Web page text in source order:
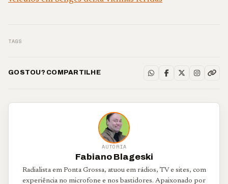
TAGS
GOSTOU? COMPARTILHE
AUTORIA
Fabiano Blageski
Radialista em Ponta Grossa, atuou em rádios, TV e sites, com
experiência no microfone e nos bastidores. Apaixonado por